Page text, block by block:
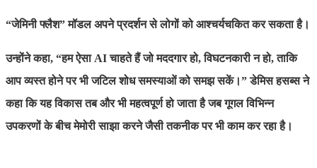
“जेमिनी फ्लैश” मॉडल अपने प्रदर्शन से लोगों को आश्चर्यचकित कर सकता है।
उन्होंने कहा, “हम ऐसा AI चाहते हैं जो मददगार हो, विघटनकारी न हो, ताकि
आप व्यस्त होने पर भी जटिल शोध समस्याओं को समझ सकें।” डेमिस हसब्स ने
कहा कि यह विकास तब और भी महत्वपूर्ण हो जाता है जब गूगल विभिन्न
उपकरणों के बीच मेमोरी साझा करने जैसी तकनीक पर भी काम कर रहा है।